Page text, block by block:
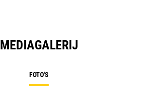
MEDIAGALERIJ
FOTO'S